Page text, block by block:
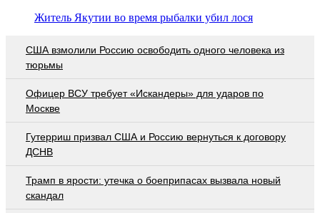
Житель Якутии во время рыбалки убил лося
США взмолили Россию освободить одного человека из
тюрьмы
Офицер ВСУ требует «Искандеры» для ударов по
Москве
Гутерриш призвал США и Россию вернуться к договору
ДСНВ
Трамп в ярости: утечка о боеприпасах вызвала новый
скандал